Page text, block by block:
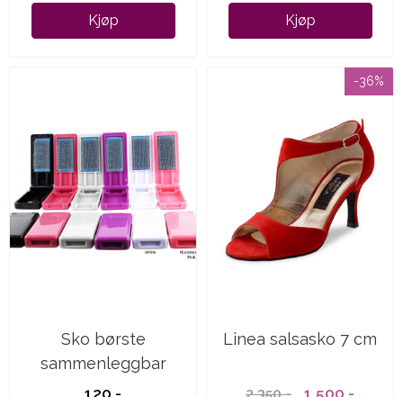
Kjøp Kjøp
Sko børste
sammenleggbar
-36%
Linea salsasko 7 cm